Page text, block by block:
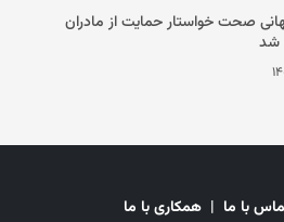
صحت خواستار حمایت از مادران
شد
با ما | همکاری با ما